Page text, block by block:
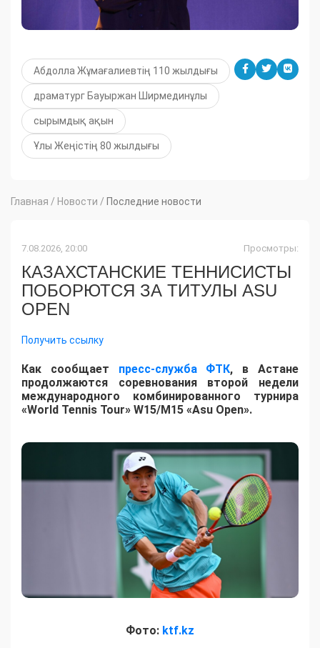
Абдолла Жұмағалиевтің 110 жылдығы
драматург Бауыржан Ширмединұлы
сырымдық ақын
Ұлы Жеңістің 80 жылдығы
Главная / Новости / Последние новости
7.08.2026, 20:00 Просмотры:
КАЗАХСТАНСКИЕ ТЕННИСИСТЫ
ПОБОРЮТСЯ ЗА ТИТУЛЫ ASU
OPEN
Получить ссылку
Как сообщает пресс-служба ФТК, в Астане
продолжаются соревнования второй недели
международного комбинированного турнира
«World Tennis Tour» W15/M15 «Asu Open».
Фото: ktf.kz